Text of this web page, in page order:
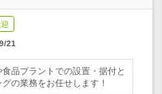
21
品プラントでの設置・据付と
の業務をお任せします！